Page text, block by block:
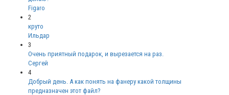
Figaro
2
круто
Ильдар
3
Очень приятный подарок, и вырезается на раз.
Сергей
4
Добрый день. А как понять на фанеру какой толщины
предназначен этот файл?